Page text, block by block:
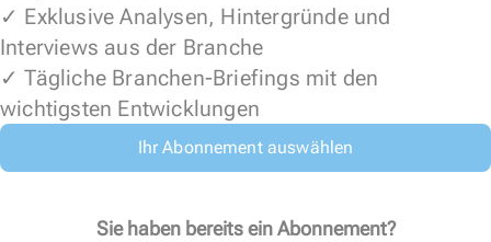
✓ Exklusive Analysen, Hintergründe und
Interviews aus der Branche
✓ Tägliche Branchen-Briefings mit den
wichtigsten Entwicklungen
Ihr Abonnement auswählen
Sie haben bereits ein Abonnement?